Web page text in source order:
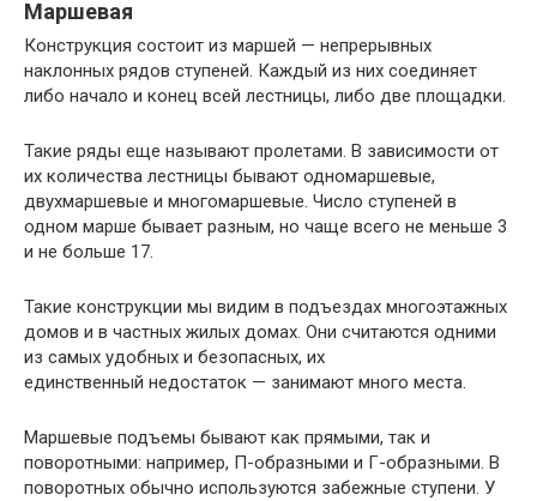
Маршевая
Конструкция состоит из маршей — непрерывных
наклонных рядов ступеней. Каждый из них соединяет
либо начало и конец всей лестницы, либо две площадки.
Такие ряды еще называют пролетами. В зависимости от
их количества лестницы бывают одномаршевые,
двухмаршевые и многомаршевые. Число ступеней в
одном марше бывает разным, но чаще всего не меньше 3
и не больше 17.
Такие конструкции мы видим в подъездах многоэтажных
домов и в частных жилых домах. Они считаются одними
из самых удобных и безопасных, их
единственный недостаток — занимают много места.
Маршевые подъемы бывают как прямыми, так и
поворотными: например, П-образными и Г-образными. В
поворотных обычно используются забежные ступени. У